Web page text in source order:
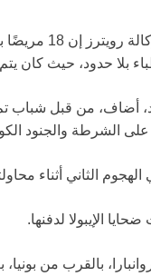
قال الدكتور ريتشارد
بلا حدود، حيث كان
أضاف، من قبل شباب
الشرطة والجنود
الثاني أثناء
الإيبولا لدفنها.
بالقرب من